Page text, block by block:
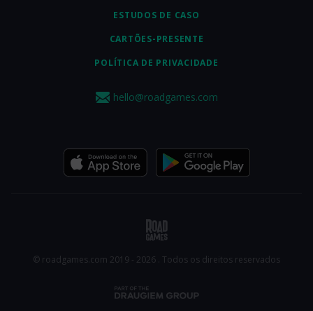
ESTUDOS DE CASO
CARTÕES-PRESENTE
POLÍTICA DE PRIVACIDADE
hello@roadgames.com
© roadgames.com 2019 - 2026 . Todos os direitos reservados